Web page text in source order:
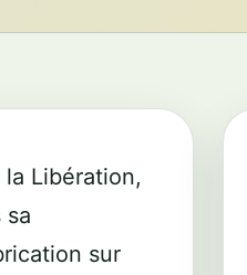
Libération,
sa
sur